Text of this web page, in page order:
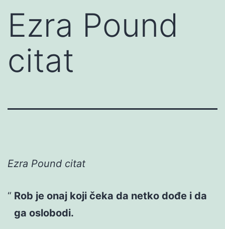
Ezra Pound
citat
Ezra Pound citat
Rob je onaj koji čeka da netko dođe i da
ga oslobodi.